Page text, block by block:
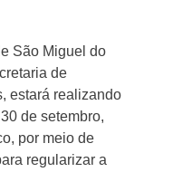
São Miguel do
de
estará realizando
de setembro,
por meio de
regularizar a